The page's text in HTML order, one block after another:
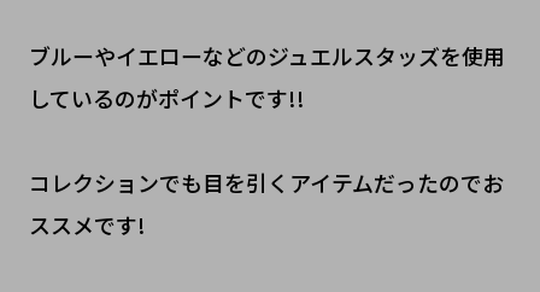
ブルーやイエローなどのジュエルスタッズを使用
しているのがポイントです!!
コレクションでも目を引くアイテムだったのでお
ススメです!